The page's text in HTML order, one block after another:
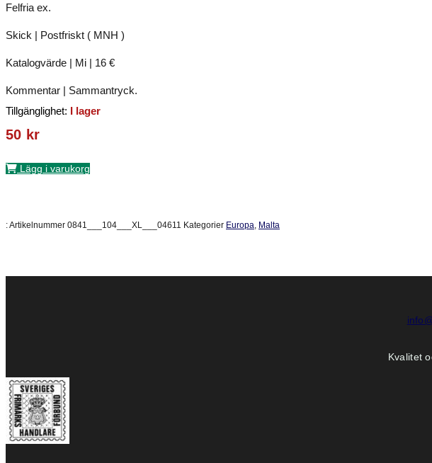
Felfria ex.
Skick | Postfriskt ( MNH )
Katalogvärde | Mi | 16 €
Kommentar | Sammantryck.
Tillgänglighet: I lager
50 kr
Lägg i varukorg
:Artikelnummer 0841___104___XL___04611 Kategorier Europa, Malta
Kvalitet